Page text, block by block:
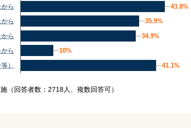
ら
ら
ら
ら
）
43.8%
43.8%
35.9%
35.9%
34.9%
34.9%
10%
10%
41.1%
41.1%
（回答者数：2718人、複数回答可）